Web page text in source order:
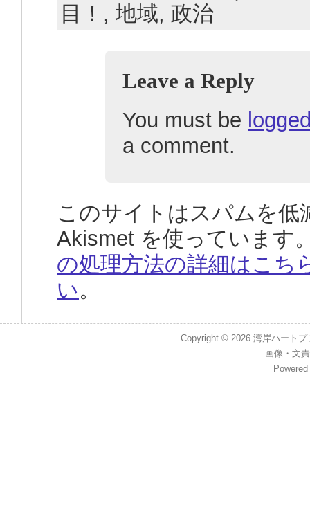
目！, 地域, 政治
Leave a Reply
You must be
a comment.
このサイトはスパムを低
Akismet を使っています
の処理方法の詳細はこち
い。
Copyright © 2026湾岸ハート
画像 ・ 文